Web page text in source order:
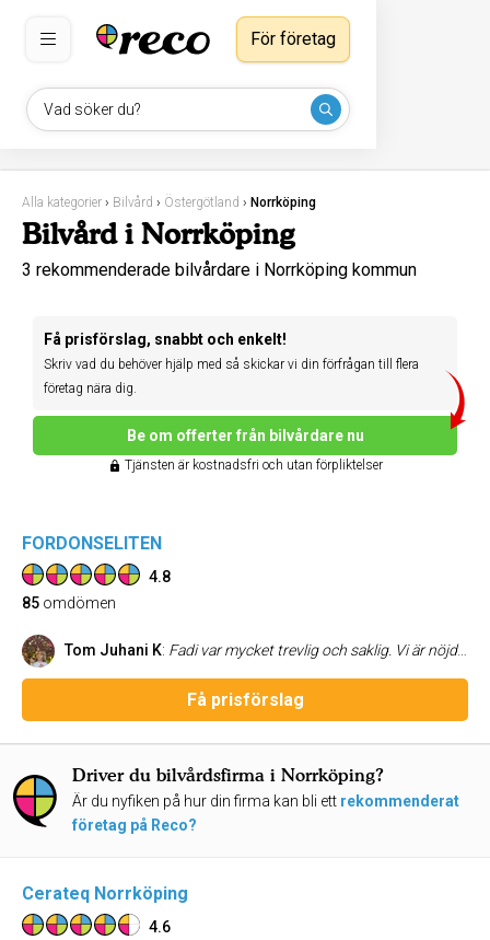
Vad söker du?
För företag
Alla kategorier › Bilvård › Östergötland › Norrköping
Bilvård i Norrköping
3 rekommenderade bilvårdare i Norrköping kommun
Få prisförslag, snabbt och enkelt!
Skriv vad du behöver hjälp med så skickar vi din förfrågan till flera
företag nära dig.
Be om offerter från bilvårdare nu
Tjänsten är kostnadsfri och utan förpliktelser
FORDONSELITEN
4.8
85 omdömen
Tom Juhani K: Fadi var mycket trevlig och saklig. Vi är nöjda med bilen. Ett par små fix men hoppas vi kan komma fram till en lösning ;). Rekommenderar starkt!
Få prisförslag
Driver du bilvårdsfirma i Norrköping?
Är du nyfiken på hur din firma kan bli ett rekommenderat
företag på Reco?
Cerateq Norrköping
4.6